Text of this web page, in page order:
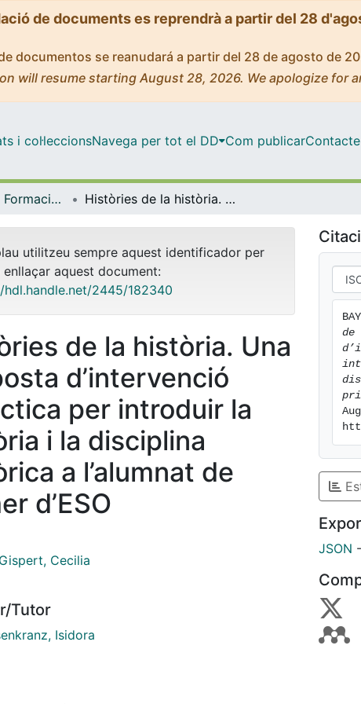
de documents es reprendrà a partir del 28
documentos se reanudará a partir del 28 de agosto de
will resume starting August 28, 2026. We apologize for
i col·leccionsNavega per tot el DD Com publicarContacte
Màster Oficial - Formació del Professorat de Secundària Obligatòria i Batxillerat, Formació Professional i Ensenyament d'Idiomes Històries de la història. Una proposta d’intervenció didàctica per introduir la història i la disciplina històrica a l’alumnat de primer d’ESO
utilitzeu sempre aquest identificador per
aquest document:
2445/182340
de la història. Una
d’intervenció
per introduir la
i la disciplina
a l’alumnat de
d’ESO
Cecilia
Tutor
Isidora
de
JSON -